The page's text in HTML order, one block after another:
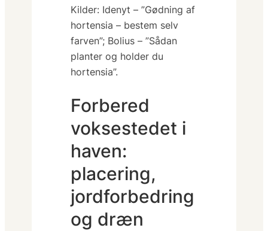
Kilder: Idenyt – ”Gødning af
hortensia – bestem selv
farven”; Bolius – ”Sådan
planter og holder du
hortensia”.
Forbered
voksestedet i
haven:
placering,
jordforbedring
og dræn